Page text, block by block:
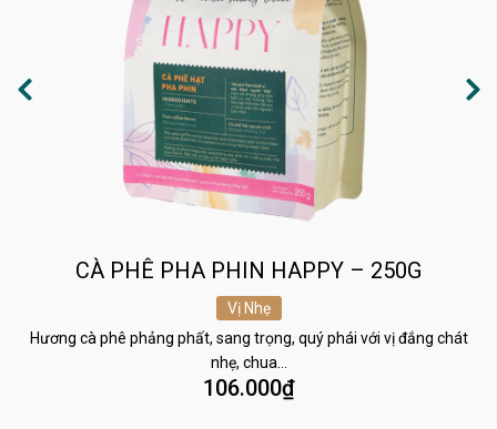
CÀ PHÊ PHA PHIN HAPPY – 250G
Vị Nhẹ
Hương cà phê phảng phất, sang trọng, quý phái với vị đắng chát
nhẹ, chua…
106.000₫